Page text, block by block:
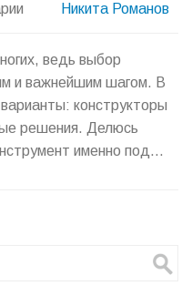
Никита Романов
ведь выбор
и важнейшим шагом. В
конструкторы
решения. Делюсь
именно под